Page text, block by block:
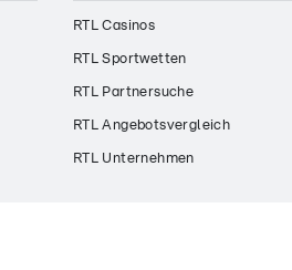
RTL Casinos
RTL Sportwetten
RTL Partnersuche
RTL Angebotsvergleich
RTL Unternehmen